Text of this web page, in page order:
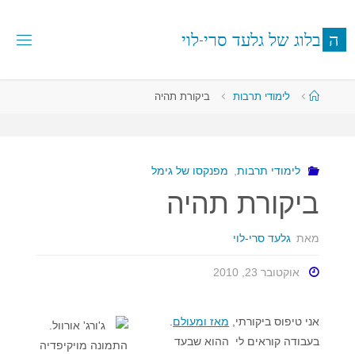
לתוכן
ה בלוג של גלעד סרי-לוי
עמודלימודי תרבות ביקורת תהיה
לימודי תרבות מפנקסו של גימל
ביקורת תהיה
מאת גלעד סרי-לוי
אוקטובר 23, 2010
אני טיפוס ביקורתי, מאז ומעולם.
בעבודה קוראים לי ההוא שבעד